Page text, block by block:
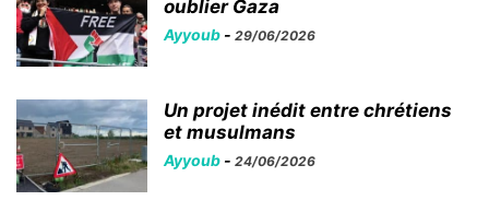
oublier Gaza
Ayyoub - 29/06/2026
Un projet inédit entre chrétiens
et musulmans
Ayyoub - 24/06/2026